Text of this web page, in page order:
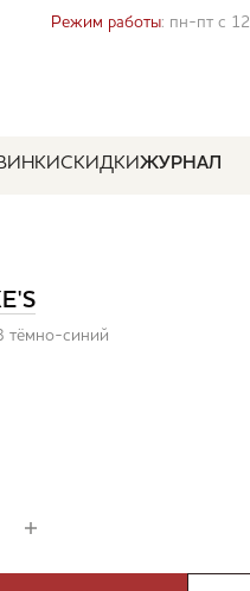
Режим работы: пн-пт с
СКИДКИЖУРНАЛ
тёмно-синий